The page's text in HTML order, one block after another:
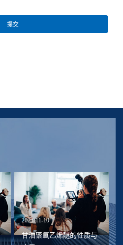
提交
2023-11-10
甘油聚氧乙烯醚的性质与